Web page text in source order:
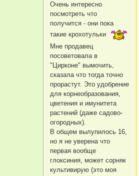
Очень интересно
посмотреть что
получится - они пока
такие крохотульки
Мне продавец
посоветовала в
"Цирконе" вымочить,
сказала что тогда точно
прорастут. Это удобрение
для корнеобразования,
цветения и имунитета
растений (даже садово-
огородных).
В общем вылупилось 16,
но я не уверена что
первая вообще
глоксиния, может сорняк
культивирую (это моя